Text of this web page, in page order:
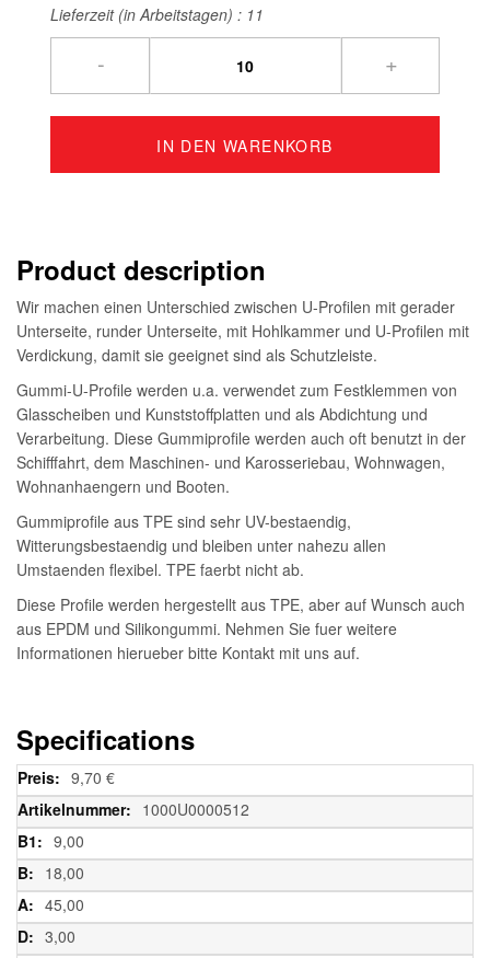
Lieferzeit (in Arbeitstagen) : 11
- +
IN DEN WARENKORB
Product description
Wir machen einen Unterschied zwischen U-Profilen mit gerader
Unterseite, runder Unterseite, mit Hohlkammer und U-Profilen mit
Verdickung, damit sie geeignet sind als Schutzleiste.
Gummi-U-Profile werden u.a. verwendet zum Festklemmen von
Glasscheiben und Kunststoffplatten und als Abdichtung und
Verarbeitung. Diese Gummiprofile werden auch oft benutzt in der
Schifffahrt, dem Maschinen- und Karosseriebau, Wohnwagen,
Wohnanhaengern und Booten.
Gummiprofile aus TPE sind sehr UV-bestaendig,
Witterungsbestaendig und bleiben unter nahezu allen
Umstaenden flexibel. TPE faerbt nicht ab.
Diese Profile werden hergestellt aus TPE, aber auf Wunsch auch
aus EPDM und Silikongummi. Nehmen Sie fuer weitere
Informationen hierueber bitte Kontakt mit uns auf.
Specifications
Weitere
Informationen
9,70 €
1000U0000512
9,00
18,00
45,00
3,00